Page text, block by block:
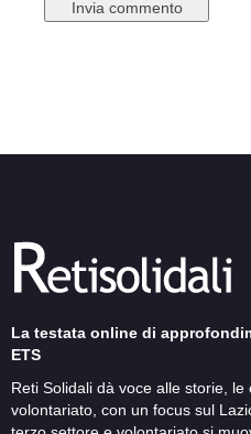
La testata online di
ETS
Reti Solidali dà voce alle storie,
volontariato, con un focus sul